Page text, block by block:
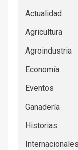
Actualidad
Agricultura
Agroindustria
Economía
Eventos
Ganadería
Historias
Internacionales